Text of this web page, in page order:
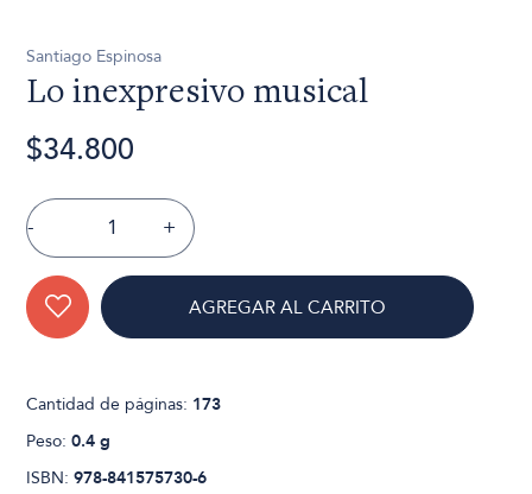
Santiago Espinosa
Lo inexpresivo musical
$34.800
- +
AGREGAR AL CARRITO
Cantidad de páginas: 173
Peso:0.4 g
ISBN:978-841575730-6